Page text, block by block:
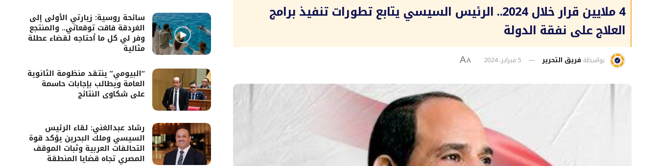
4 ملايين قرار خلال 2024.. الرئيس السيسي يتابع تطورات تنفيذ برامج
العلاج على نفقة الدولة
بواسطة فريق التحرير 5 فبراير، 2024 A
A
سائحة روسية: زيارتي الأولى إلى
الغردقة فاقت توقعاتي.. والمنتجع
وفر لي كل ما أحتاجه لقضاء عطلة
مثالية
“البيومي” ينتقد منظومة الثانوية
العامة ويطالب بإجابات حاسمة
على شكاوى النتائج
رشاد عبدالغني: لقاء الرئيس
السيسي وملك البحرين يؤكد قوة
التحالفات العربية وثبات الموقف
المصري تجاه قضايا المنطقة